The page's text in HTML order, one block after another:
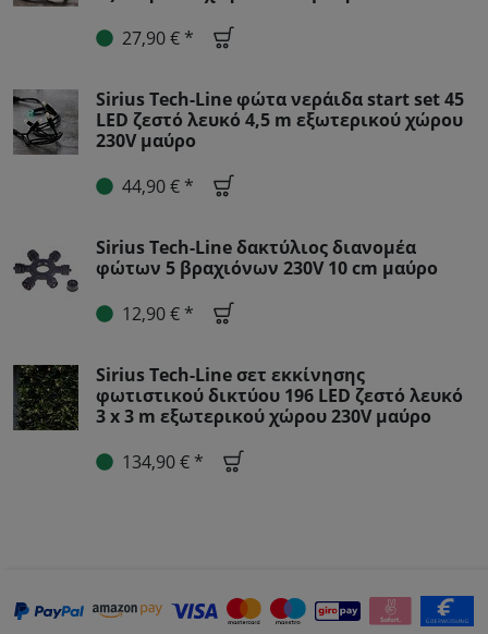
27,90 € *
Sirius Tech-Line φώτα νεράιδα start set 45
LED ζεστό λευκό 4,5 m εξωτερικού χώρου
230V μαύρο
44,90 € *
Sirius Tech-Line δακτύλιος διανομέα
φώτων 5 βραχιόνων 230V 10 cm μαύρο
12,90 € *
Sirius Tech-Line σετ εκκίνησης
φωτιστικού δικτύου 196 LED ζεστό λευκό
3 x 3 m εξωτερικού χώρου 230V μαύρο
134,90 € *